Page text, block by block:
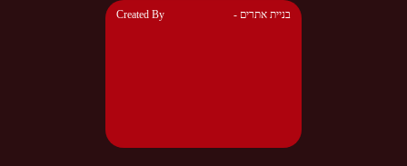
Created By - בניית אתרים